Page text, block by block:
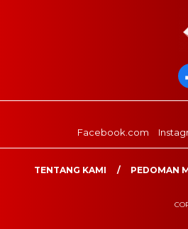
Facebook.com
TENTANG KAMI PEDOMAN